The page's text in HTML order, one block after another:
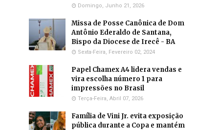
Domingo, Junho 21, 2026
Missa de Posse Canônica de Dom
Antônio Ederaldo de Santana,
Bispo da Diocese de Irecê - BA
Sexta-Feira, Fevereiro 02, 2024
Papel Chamex A4 lidera vendas e
vira escolha número 1 para
impressões no Brasil
Terça-Feira, Abril 07, 2026
Família de Vini Jr. evita exposição
pública durante a Copa e mantém